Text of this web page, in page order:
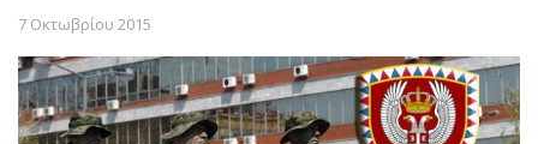
7 Οκτωβρίου 2015